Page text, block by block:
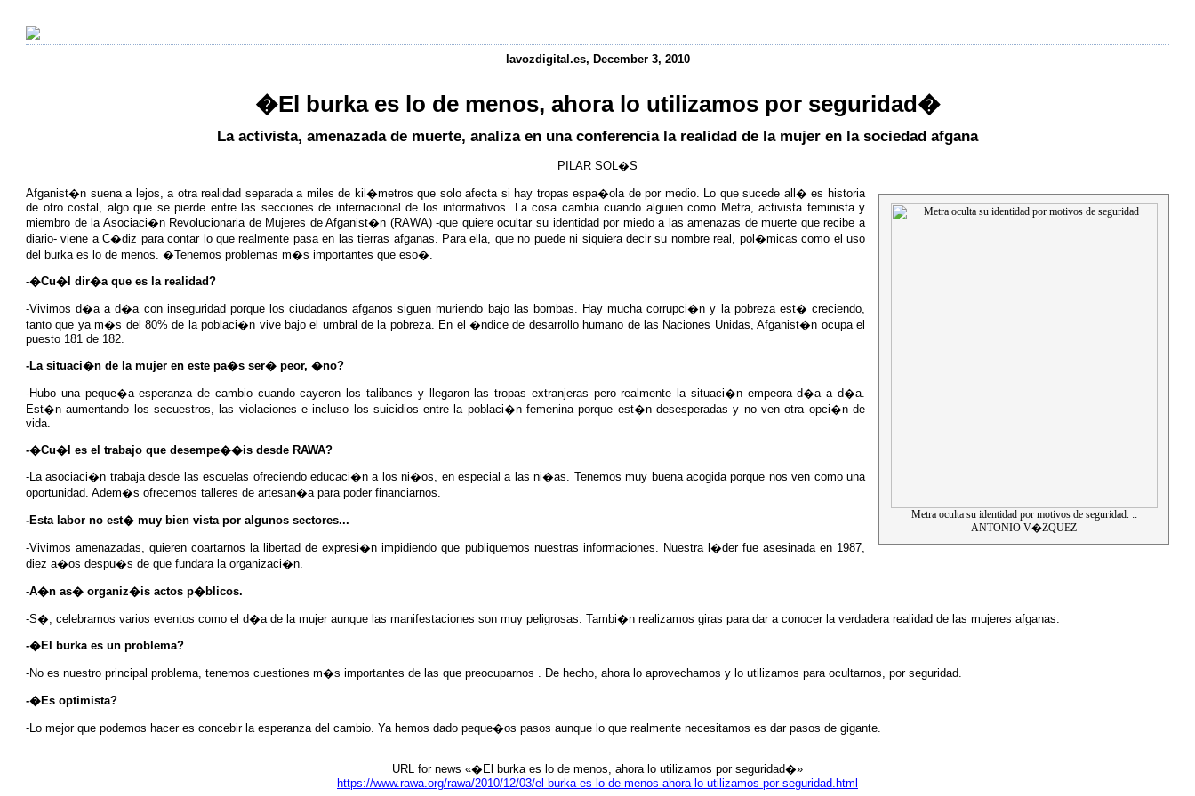
lavozdigital.es, December 3, 2010
�El burka es lo de menos, ahora lo utilizamos por seguridad�
La activista, amenazada de muerte, analiza en una conferencia la realidad de la mujer en la sociedad afgana
PILAR SOL�S
Metra oculta su identidad por motivos de seguridad. ::
ANTONIO V�ZQUEZ
Afganist�n suena a lejos, a otra realidad separada a miles de kil�metros que solo afecta si hay tropas espa�ola de por medio. Lo que sucede all� es historia
de otro costal, algo que se pierde entre las secciones de internacional de los informativos. La cosa cambia cuando alguien como Metra, activista feminista y
miembro de la Asociaci�n Revolucionaria de Mujeres de Afganist�n (RAWA) -que quiere ocultar su identidad por miedo a las amenazas de muerte que recibe a
diario- viene a C�diz para contar lo que realmente pasa en las tierras afganas. Para ella, que no puede ni siquiera decir su nombre real, pol�micas como el uso
del burka es lo de menos. �Tenemos problemas m�s importantes que eso�.
-�Cu�l dir�a que es la realidad?
-Vivimos d�a a d�a con inseguridad porque los ciudadanos afganos siguen muriendo bajo las bombas. Hay mucha corrupci�n y la pobreza est� creciendo,
tanto que ya m�s del 80% de la poblaci�n vive bajo el umbral de la pobreza. En el �ndice de desarrollo humano de las Naciones Unidas, Afganist�n ocupa el
puesto 181 de 182.
-La situaci�n de la mujer en este pa�s ser� peor, �no?
-Hubo una peque�a esperanza de cambio cuando cayeron los talibanes y llegaron las tropas extranjeras pero realmente la situaci�n empeora d�a a d�a.
Est�n aumentando los secuestros, las violaciones e incluso los suicidios entre la poblaci�n femenina porque est�n desesperadas y no ven otra opci�n de
vida.
-�Cu�l es el trabajo que desempe��is desde RAWA?
-La asociaci�n trabaja desde las escuelas ofreciendo educaci�n a los ni�os, en especial a las ni�as. Tenemos muy buena acogida porque nos ven como una
oportunidad. Adem�s ofrecemos talleres de artesan�a para poder financiarnos.
-Esta labor no est� muy bien vista por algunos sectores...
-Vivimos amenazadas, quieren coartarnos la libertad de expresi�n impidiendo que publiquemos nuestras informaciones. Nuestra l�der fue asesinada en 1987,
diez a�os despu�s de que fundara la organizaci�n.
-A�n as� organiz�is actos p�blicos.
-S�, celebramos varios eventos como el d�a de la mujer aunque las manifestaciones son muy peligrosas. Tambi�n realizamos giras para dar a conocer la verdadera realidad de las mujeres afganas.
-�El burka es un problema?
-No es nuestro principal problema, tenemos cuestiones m�s importantes de las que preocuparnos . De hecho, ahora lo aprovechamos y lo utilizamos para ocultarnos, por seguridad.
-�Es optimista?
-Lo mejor que podemos hacer es concebir la esperanza del cambio. Ya hemos dado peque�os pasos aunque lo que realmente necesitamos es dar pasos de gigante.
URL for news «�El burka es lo de menos, ahora lo utilizamos por seguridad�»
https://www.rawa.org/rawa/2010/12/03/el-burka-es-lo-de-menos-ahora-lo-utilizamos-por-seguridad.html